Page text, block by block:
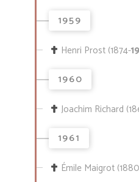
1959
Henri Prost (1874-
1960
Joachim Richard
1961
Émile Maigrot